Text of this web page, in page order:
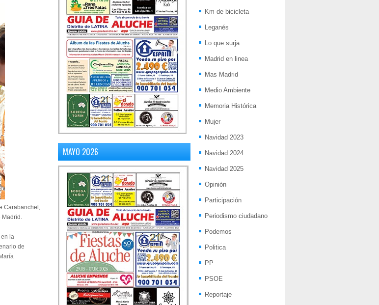
Carabanchel,
Madrid.
en la
de
MAYO 2026
Km de bicicleta
Leganés
Lo que surja
Madrid en linea
Mas Madrid
Medio Ambiente
Memoria Histórica
Mujer
Navidad 2023
Navidad 2024
Navidad 2025
Opinión
Participación
Periodismo ciudadano
Podemos
Politica
PP
PSOE
Reportaje